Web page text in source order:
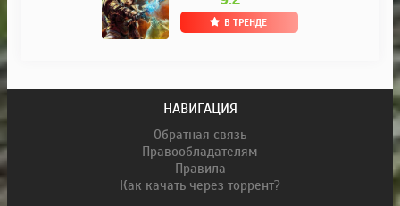
В ТРЕНДЕ
НАВИГАЦИЯ
Обратная связь
Правообладателям
Правила
Как качать через торрент?